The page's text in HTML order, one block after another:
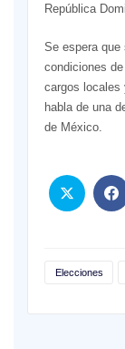
República
Se espera que
condiciones
cargos locales
habla de una
de México.
Elecciones